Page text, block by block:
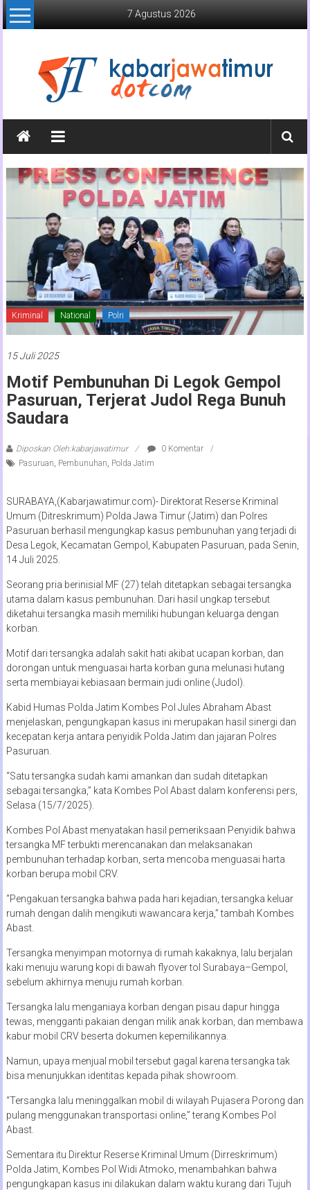
Lompat
ke
7 Agustus 2026
Kabar
Jawa
Timur
Online
Timur
Kriminal National Polri
15 Juli 2025
Motif Pembunuhan Di Legok Gempol
Pasuruan, Terjerat Judol Rega Bunuh
Saudara
Diposkan Oleh:kabarjawatimur
0 Komentar
Pasuruan, Pembunuhan, Polda Jatim
SURABAYA,(Kabarjawatimur.com)- Direktorat Reserse Kriminal
Umum (Ditreskrimum) Polda Jawa Timur (Jatim) dan Polres
Pasuruan berhasil mengungkap kasus pembunuhan yang terjadi di
Desa Legok, Kecamatan Gempol, Kabupaten Pasuruan, pada Senin,
14 Juli 2025.
Seorang pria berinisial MF (27) telah ditetapkan sebagai tersangka
utama dalam kasus pembunuhan. Dari hasil ungkap tersebut
diketahui tersangka masih memiliki hubungan keluarga dengan
korban.
Motif dari tersangka adalah sakit hati akibat ucapan korban, dan
dorongan untuk menguasai harta korban guna melunasi hutang
serta membiayai kebiasaan bermain judi online (Judol).
Kabid Humas Polda Jatim Kombes Pol Jules Abraham Abast
menjelaskan, pengungkapan kasus ini merupakan hasil sinergi dan
kecepatan kerja antara penyidik Polda Jatim dan jajaran Polres
Pasuruan.
“Satu tersangka sudah kami amankan dan sudah ditetapkan
sebagai tersangka,” kata Kombes Pol Abast dalam konferensi pers,
Selasa (15/7/2025).
Kombes Pol Abast menyatakan hasil pemeriksaan Penyidik bahwa
tersangka MF terbukti merencanakan dan melaksanakan
pembunuhan terhadap korban, serta mencoba menguasai harta
korban berupa mobil CRV.
“Pengakuan tersangka bahwa pada hari kejadian, tersangka keluar
rumah dengan dalih mengikuti wawancara kerja,” tambah Kombes
Abast.
Tersangka menyimpan motornya di rumah kakaknya, lalu berjalan
kaki menuju warung kopi di bawah flyover tol Surabaya–Gempol,
sebelum akhirnya menuju rumah korban.
Tersangka lalu menganiaya korban dengan pisau dapur hingga
tewas, mengganti pakaian dengan milik anak korban, dan membawa
kabur mobil CRV beserta dokumen kepemilikannya.
Namun, upaya menjual mobil tersebut gagal karena tersangka tak
bisa menunjukkan identitas kepada pihak showroom.
“Tersangka lalu meninggalkan mobil di wilayah Pujasera Porong dan
pulang menggunakan transportasi online,” terang Kombes Pol
Abast.
Sementara itu Direktur Reserse Kriminal Umum (Dirreskrimum)
Polda Jatim, Kombes Pol Widi Atmoko, menambahkan bahwa
pengungkapan kasus ini dilakukan dalam waktu kurang dari Tujuh